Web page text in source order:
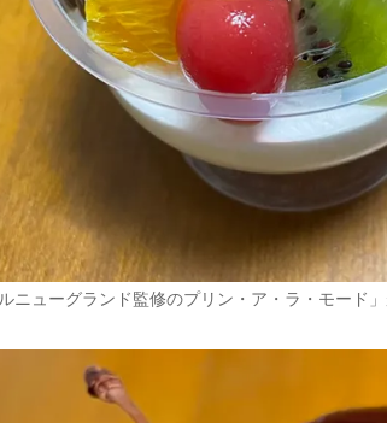
ニューグランド監修のプリン・ア・ラ・モード」